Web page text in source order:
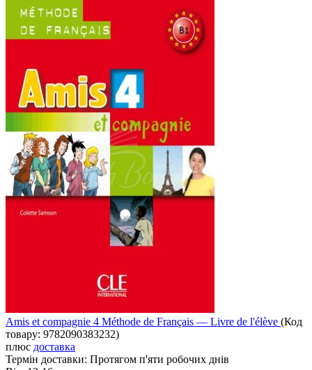
Amis et compagnie 4 Méthode de Français — Livre de l'élève (Код
товару: 9782090383232)
плюс доставка
Термін доставки: Протягом п'яти робочих днів